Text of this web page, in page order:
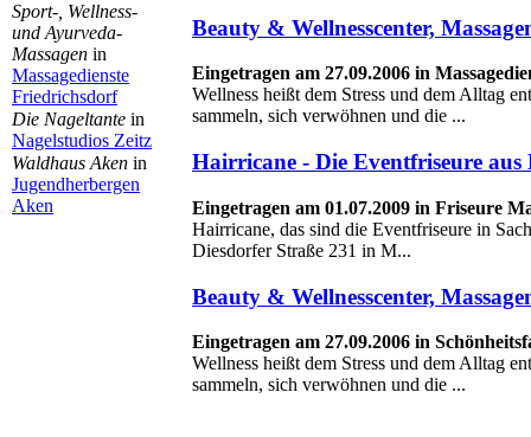
Sport-, Wellness-
und Ayurveda-
Massagen in
Massagedienste
Friedrichsdorf
Die Nageltante in
Nagelstudios Zeitz
Waldhaus Aken in
Jugendherbergen
Aken
Beauty & Wellnesscenter,
Eingetragen am 27.09.2006 in
Wellness heißt dem Stress und dem Alltag
sammeln, sich verwöhnen und die ...
Hairricane - Die Eventfriseure
Eingetragen am 01.07.2009 in Friseure
Hairricane, das sind die Eventfriseure in
Diesdorfer Straße 231 in M...
Beauty & Wellnesscenter,
Eingetragen am 27.09.2006 in
Wellness heißt dem Stress und dem Alltag
sammeln, sich verwöhnen und die ...